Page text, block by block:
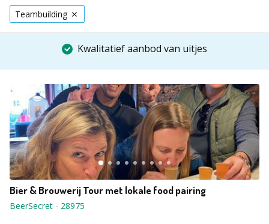
Teambuilding
Kwalitatief aanbod van uitjes
Bier & Brouwerij Tour met lokale food pairing
BeerSecret - 28975